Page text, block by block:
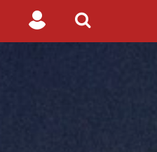
Search
Login